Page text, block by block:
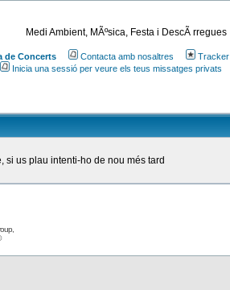
Medi Ambient, MÃºsica, Festa i DescÃ rregues
de Concerts Contacta amb nosaltres Tracker
Inicia una sessió per veure els teus missatges privats
si us plau intenti-ho de nou més tard
,